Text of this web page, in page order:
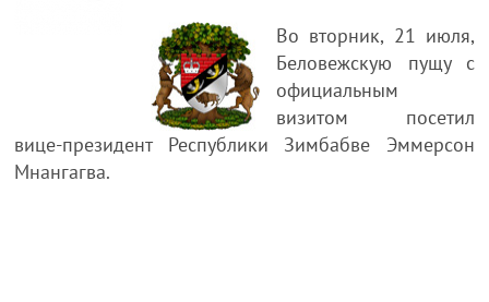
Во вторник, 21 июля,
Беловежскую пущу с
официальным
визитом посетил
вице-президент Республики Зимбабве Эммерсон
Мнангагва.